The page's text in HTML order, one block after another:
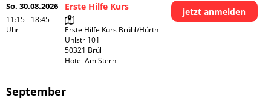
So. 30.08.2026
11:15 - 18:45
Uhr
Erste Hilfe Kurs
Erste Hilfe Kurs Brühl/Hürth
Uhlstr 101
50321 Brül
Hotel Am Stern
jetzt anmelden
September